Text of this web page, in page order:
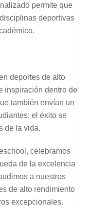
permite que
deportivas
deportes de alto
inspiración dentro de
también envían un
el éxito se
de la vida.
celebramos
de la excelencia
a nuestros
de alto rendimiento
excepcionales.